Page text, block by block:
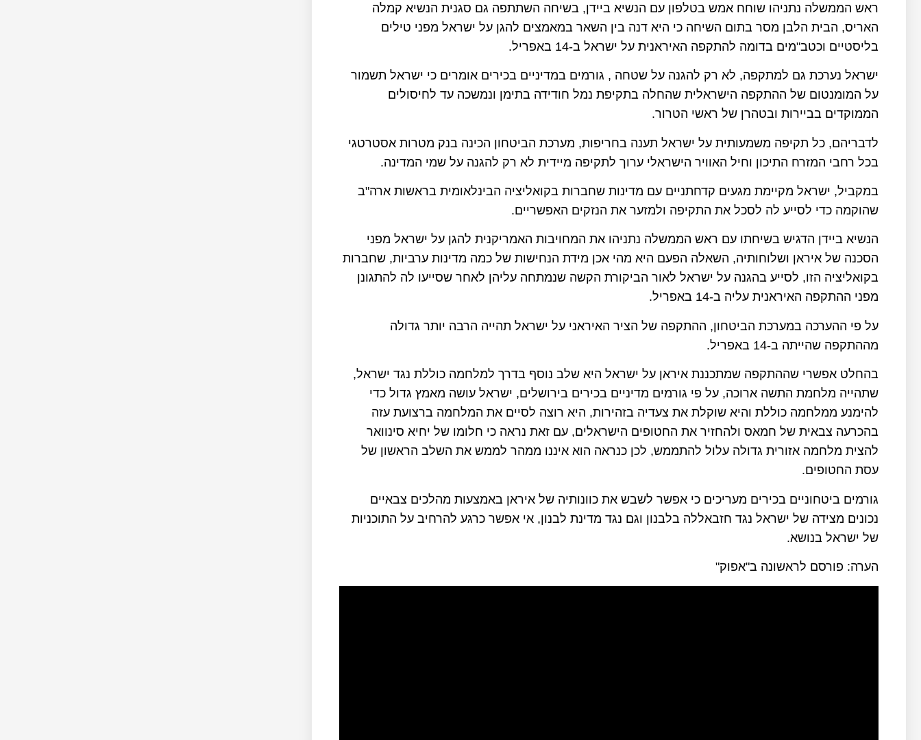
ראש הממשלה נתניהו שוחח אמש בטלפון עם הנשיא ביידן, בשיחה השתתפה גם סגנית הנשיא קמלה
האריס, הבית הלבן מסר בתום השיחה כי היא דנה בין השאר במאמצים להגן על ישראל מפני טילים
בליסטיים וכטב"מים בדומה להתקפה האיראנית על ישראל ב-14 באפריל.
ישראל נערכת גם למתקפה, לא רק להגנה על שטחה , גורמים במדיניים בכירים אומרים כי ישראל תשמור
על המומנטום של ההתקפה הישראלית שהחלה בתקיפת נמל חודידה בתימן ונמשכה עד לחיסולים
הממוקדים בביירות ובטהרן של ראשי הטרור.
לדבריהם, כל תקיפה משמעותית על ישראל תענה בחריפות, מערכת הביטחון הכינה בנק מטרות אסטרטגי
בכל רחבי המזרח התיכון וחיל האוויר הישראלי ערוך לתקיפה מיידית לא רק להגנה על שמי המדינה.
במקביל, ישראל מקיימת מגעים קדחתניים עם מדינות שחברות בקואליציה הבינלאומית בראשות ארה"ב
שהוקמה כדי לסייע לה לסכל את התקיפה ולמזער את הנזקים האפשריים.
הנשיא ביידן הדגיש בשיחתו עם ראש הממשלה נתניהו את המחויבות האמריקנית להגן על ישראל מפני
הסכנה של איראן ושלוחותיה, השאלה הפעם היא מהי אכן מידת הנחישות של כמה מדינות ערביות, שחברות
בקואליציה הזו, לסייע בהגנה על ישראל לאור הביקורת הקשה שנמתחה עליהן לאחר שסייעו לה להתגונן
מפני ההתקפה האיראנית עליה ב-14 באפריל.
על פי ההערכה במערכת הביטחון, ההתקפה של הציר האיראני על ישראל תהייה הרבה יותר גדולה
מההתקפה שהייתה ב-14 באפריל.
בהחלט אפשרי שההתקפה שמתכננת איראן על ישראל היא שלב נוסף בדרך למלחמה כוללת נגד ישראל,
שתהייה מלחמת התשה ארוכה, על פי גורמים מדיניים בכירים בירושלים, ישראל עושה מאמץ גדול כדי
להימנע ממלחמה כוללת והיא שוקלת את צעדיה בזהירות, היא רוצה לסיים את המלחמה ברצועת עזה
בהכרעה צבאית של חמאס ולהחזיר את החטופים הישראלים, עם זאת נראה כי חלומו של יחיא סינוואר
להצית מלחמה אזורית גדולה עלול להתממש, לכן כנראה הוא איננו ממהר לממש את השלב הראשון של
עסת החטופים.
גורמים ביטחוניים בכירים מעריכים כי אפשר לשבש את כוונותיה של איראן באמצעות מהלכים צבאיים
נכונים מצידה של ישראל נגד חזבאללה בלבנון וגם נגד מדינת לבנון, אי אפשר כרגע להרחיב על התוכניות
של ישראל בנושא.
הערה: פורסם לראשונה ב"אפוק"